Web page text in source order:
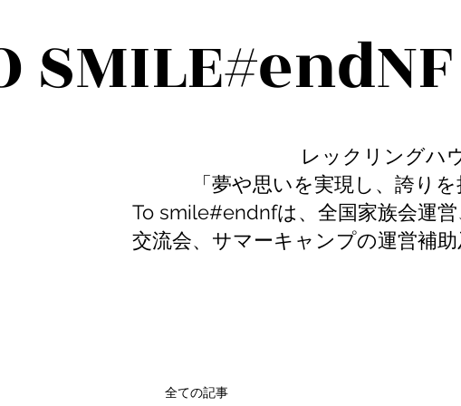
SMILE#endNF
レックリングハウゼン
「夢や思いを実現し、誇りを
To smile#endnfは、全国家族会運営
交流会、サマーキャンプの運営補
全ての記事